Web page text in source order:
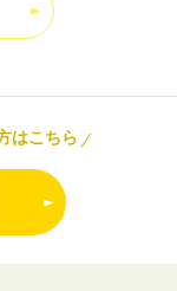
はこちら